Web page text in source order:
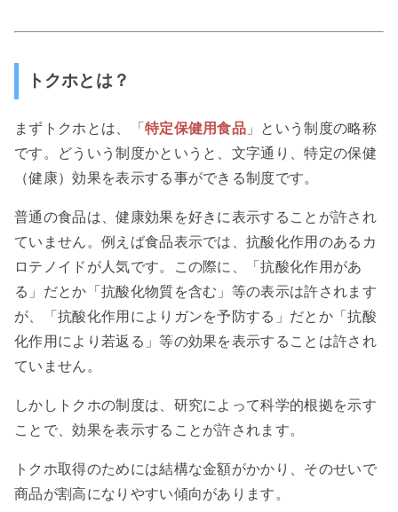
トクホとは？
まずトクホとは、「 特定保健用食品 」という制度の略称
です。どういう制度かというと、文字通り、特定の保健
（健康）効果を表示する事ができる制度です。
普通の食品は、健康効果を好きに表示することが許され
ていません。例えば食品表示では、抗酸化作用のあるカ
ロテノイドが人気です。この際に、「抗酸化作用があ
る」だとか「抗酸化物質を含む」等の表示は許されます
が、「抗酸化作用によりガンを予防する」だとか「抗酸
化作用により若返る」等の効果を表示することは許され
ていません。
しかしトクホの制度は、研究によって科学的根拠を示す
ことで、効果を表示することが許されます。
トクホ取得のためには結構な金額がかかり、そのせいで
商品が割高になりやすい傾向があります。